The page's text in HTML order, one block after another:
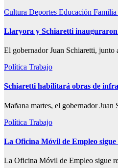
Cultura Deportes Educación Familia
Llaryora y Schiaretti
El gobernador Juan Schiaretti,
Política Trabajo
Schiaretti habilitará obras de
Mañana martes, el gobernador
Política Trabajo
La Oficina Móvil de Empleo
La Oficina Móvil de Empleo sigue